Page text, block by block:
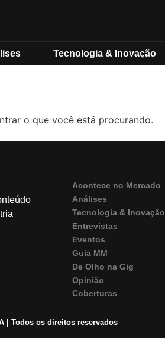
Tecnologia & Inovação
o que você está procurando.
Acontece no Mercado
Análises
Tecnologia & Inovação
Entrevistas
Eventos
Guia MM
De Olho na Gig
Opinião
Coberturas
| Todos os direitos reservados